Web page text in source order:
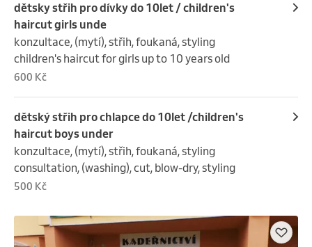
dětsky střih pro dívky do 10let / children's
haircut girls unde
konzultace, (mytí), střih, foukaná, styling
children's haircut for girls up to 10 years old
600 Kč
dětský střih pro chlapce do 10let /children's
haircut boys under
konzultace, (mytí), střih, foukaná, styling
consultation, (washing), cut, blow-dry, styling
500 Kč